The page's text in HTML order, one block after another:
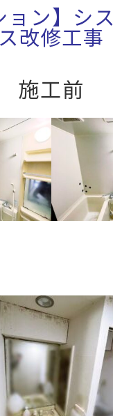
ョン】シ
ス改修工事
施工前